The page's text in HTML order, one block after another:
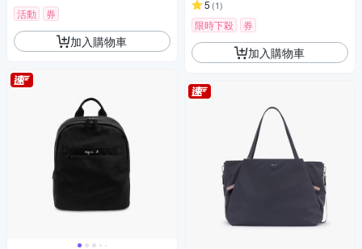
活動 券
加入購物車
5 (1)
限時下殺 券
加入購物車